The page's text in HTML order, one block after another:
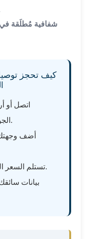
شفافية مُطلَقة
اتصل أو
الجوية أو موعد الوصول المتوقع.
أضف
تستلم السعر الشامل فوراً بلا رسوم مخفية.
بيانات